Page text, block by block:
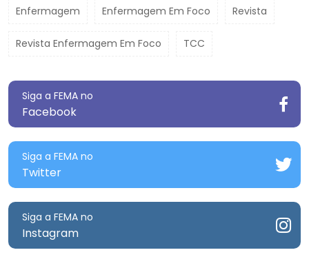
Enfermagem Enfermagem Em Foco Revista
Revista Enfermagem Em Foco TCC
Siga a FEMA no
Facebook
Siga a FEMA no
Twitter
Siga a FEMA no
Instagram